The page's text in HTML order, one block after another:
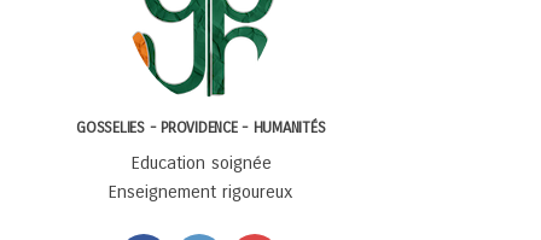
GOSSELIES - PROVIDENCE - HUMANITÉS
Education soignée
Enseignement rigoureux